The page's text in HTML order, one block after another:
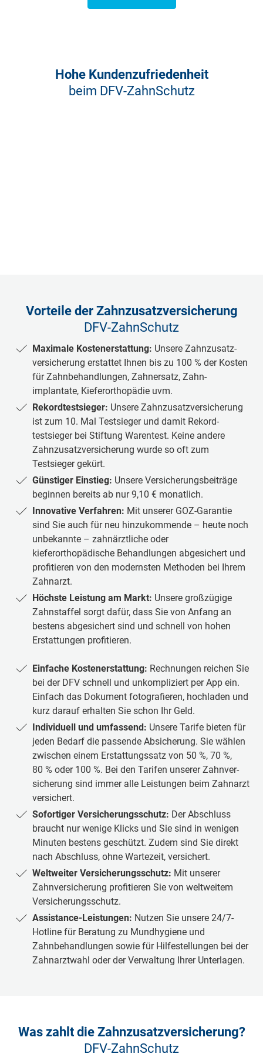
Hohe Kundenzufriedenheit
beim DFV-ZahnSchutz
Vorteile der Zahnzusatzversicherung
DFV-ZahnSchutz
Maximale Kostenerstattung: Unsere Zahn­zu­satz­
versicherung erstattet Ihnen bis zu 100 % der Kosten
für Zahn­behandlungen, Zahn­er­satz, Zahn­
implantate, Kieferor­tho­pä­die uvm.
Re­kord­testsieger: Unsere Zahn­zusatz­versicherung
ist zum 10. Mal Testsieger und damit Re­kord­
testsieger bei Stiftung Waren­test. Kei­ne andere
Zahn­zusatz­versicherung wurde so oft zum
Testsieger gekürt.
Günstiger Einstieg: Unsere Versicherungs­beiträge
beginnen bereits ab nur 9,10 € monatlich.
Innovative Verfahren: Mit unserer GOZ-Garantie
sind Sie auch für neu hinzukommende – heute noch
unbekannte – zahnärztliche oder
kieferorthopädische Behandlungen abgesichert und
profitieren von den modernsten Methoden bei Ihrem
Zahnarzt.
Höchste Leistung am Markt: Unsere großzügige
Zahnstaffel sorgt dafür, dass Sie von Anfang an
bestens abgesichert sind und schnell von hohen
Erstattungen profitieren.
Einfache Kostenerstattung: Rechnungen reichen Sie
bei der DFV schnell und un­komp­liziert per App ein.
Einfach das Dokument fotografieren, hochladen und
kurz darauf erhalten Sie schon Ihr Geld.
Individuell und umfassend: Unsere Tarife bieten für
jeden Bedarf die passende Ab­sich­er­ung. Sie wählen
zwischen einem Er­statt­ungs­satz von 50 %, 70 %,
80 % oder 100 %. Bei den Tarifen unserer Zahn­ver­
sicherung sind immer alle Leistungen beim Zahnarzt
versichert.
Sofortiger Versicherungsschutz: Der Abschluss
braucht nur wenige Klicks und Sie sind in wenigen
Minuten bestens ge­schützt. Zudem sind Sie direkt
nach Abschluss, ohne Wartezeit, versichert.
Weltweiter Versicherungsschutz: Mit unserer
Zahnversicherung profitieren Sie von welt­weit­em
Versicher­ungs­schutz.
Assistance-Leistungen: Nutzen Sie unsere 24/7-
Hotline für Beratung zu Mundhygiene und
Zahnbehandlungen sowie für Hilfestellungen bei der
Zahnarztwahl oder der Verwaltung Ihrer Unterlagen.
Was zahlt die Zahnzusatzversicherung?
DFV-ZahnSchutz